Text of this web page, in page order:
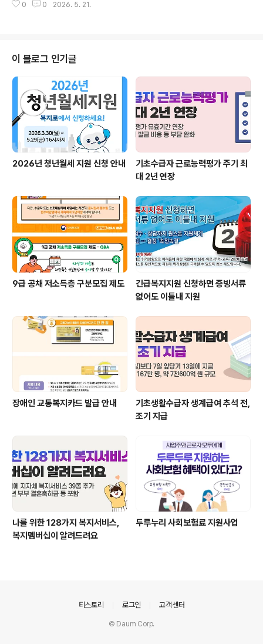
0 0 2026. 5. 21.
이 블로그 인기글
2026년 청년월세 지원 신청 안내
기초수급자 근로능력평가 주기 최
대 2년 연장
9급 공채 저소득층 구분모집 제도
긴급복지지원 신청하면 증빙서류
없어도 이틀내 지원
장애인 교통복지카드 발급 안내
기초생활수급자 생계급여 추석 전,
조기 지급
나를 위한 128가지 복지서비스,
복지멤버십이 알려드려요
두루누리 사회보험료 지원사업
티스토리 로그인 고객센터
© Daum Corp.